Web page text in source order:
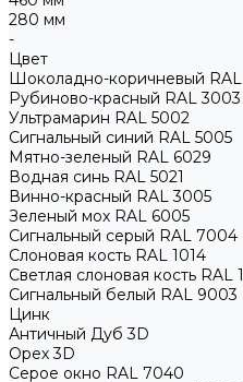
280 мм
-
Цвет
Шоколадно-коричневый
Рубиново-красный RAL 3003
Ультрамарин RAL 5002
Сигнальный синий RAL 5005
Мятно-зеленый RAL 6029
Водная синь RAL 5021
Винно-красный RAL 3005
Зеленый мох RAL 6005
Сигнальный серый RAL 7004
Слоновая кость RAL 1014
Светлая слоновая кость RAL
Сигнальный белый RAL 9003
Цинк
Античный Дуб 3D
Орех 3D
Серое окно RAL 7040